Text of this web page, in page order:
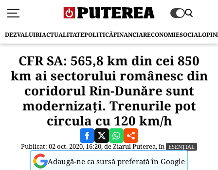
DEZVALUIRIACTUALITATEPOLITICĂFINANCIARECONOMIESOCIAL
CFR SA: 565,8 km din cei 850
km ai sectorului românesc din
coridorul Rin-Dunăre sunt
modernizați. Trenurile pot
circula cu 120 km/h
Publicat: 02 oct. 2020, 16:20, deZiarul Puterea, în ESENȚIAL
Adaugă-ne ca sursă preferată în Google